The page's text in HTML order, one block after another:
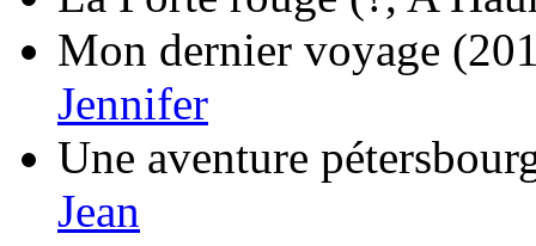
Mon dernier voyage
Jennifer
Une aventure
Jean